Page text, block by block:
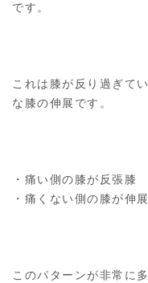
です。
これは膝が反り過ぎて
な膝の伸展です。
・痛い側の膝が反張膝
・痛くない側の膝が伸
このパターンが非常に多